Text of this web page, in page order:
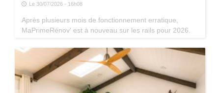
Le 30/07/2026 - 16h08
Après plusieurs mois de fonctionnement erratique,
MaPrimeRénov' est à nouveau sur les rails pour 2026.
limiter le nombre de chantiers éligibles. Tour d'horizon.